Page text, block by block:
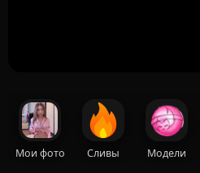
Мои фото Сливы Модели